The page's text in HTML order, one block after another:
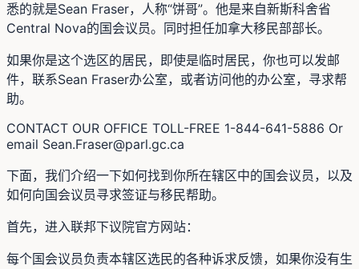
悉的就是Sean Fraser，人称“饼哥”。他是来自新斯科舍省
Central Nova的国会议员。同时担任加拿大移民部部长。
如果你是这个选区的居民，即使是临时居民，你也可以发邮
件，联系Sean Fraser办公室，或者访问他的办公室，寻求帮
助。
CONTACT OUR OFFICE TOLL-FREE 1-844-641-5886 Or
email Sean.Fraser@parl.gc.ca
下面，我们介绍一下如何找到你所在辖区中的国会议员，以及
如何向国会议员寻求签证与移民帮助。
首先，进入联邦下议院官方网站：
每个国会议员负责本辖区选民的各种诉求反馈，如果你没有生